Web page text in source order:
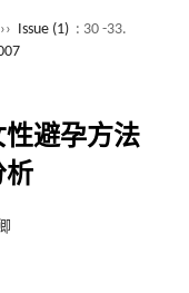
›› Issue (1) : 30 -33.
避孕方法
析